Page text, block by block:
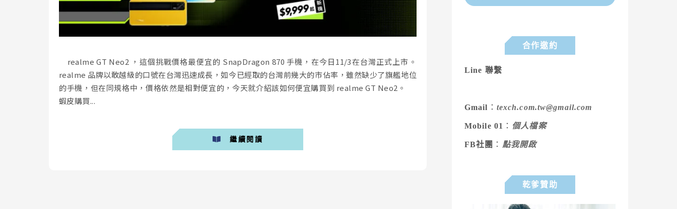
realme GT Neo2 ，這個挑戰價格最便宜的 SnapDragon 870 手機，在今日11/3在台灣正式上市。
realme 品牌以敢越級的口號在台灣迅速成長，如今已經取的台灣前幾大的市佔率，雖然缺少了旗艦地位
的手機，但在同規格中，價格依然是相對便宜的，今天就介紹該如何便宜購買到 realme GT Neo2。
蝦皮購買...
繼續閱讀
合作邀約
Line 聯繫
Gmail ： texch.com.tw@gmail.com
Mobile 01 ： 個人檔案
FB社團 ： 點我開啟
乾爹贊助